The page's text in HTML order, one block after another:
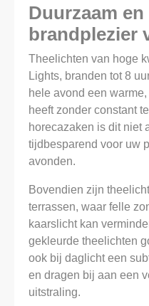
Duurzaam
brandplezier
Theelichten van hoge
Lights, branden tot 8
hele avond een
heeft zonder constant
horecazaken is dit niet
tijdbesparend voor uw
avonden.
Bovendien zijn
terrassen, waar felle
kaarslicht kan
gekleurde theelichten
ook bij daglicht een
en dragen bij aan een
uitstraling.